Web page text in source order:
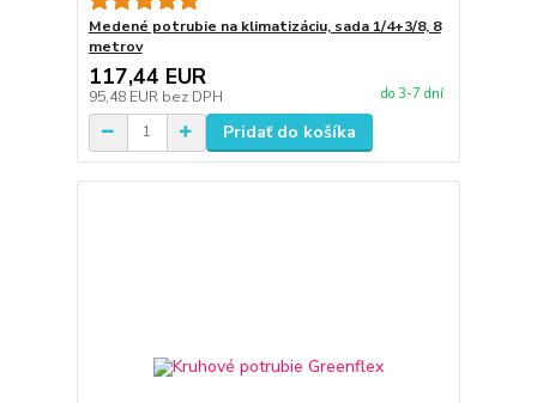
Medené potrubie na klimatizáciu, sada 1/4+3/8, 8
metrov
117,44 EUR
95,48 EUR bez DPH do 3-7 dní
Pridať do košíka